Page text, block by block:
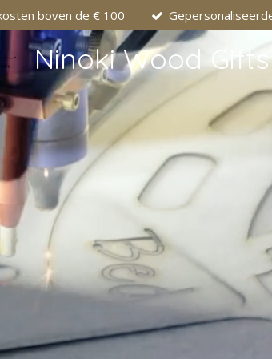
boven de € 100
Ninoki Wood